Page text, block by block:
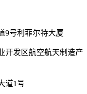
9号利菲尔特大厦
开发区航空航天制造产
1号